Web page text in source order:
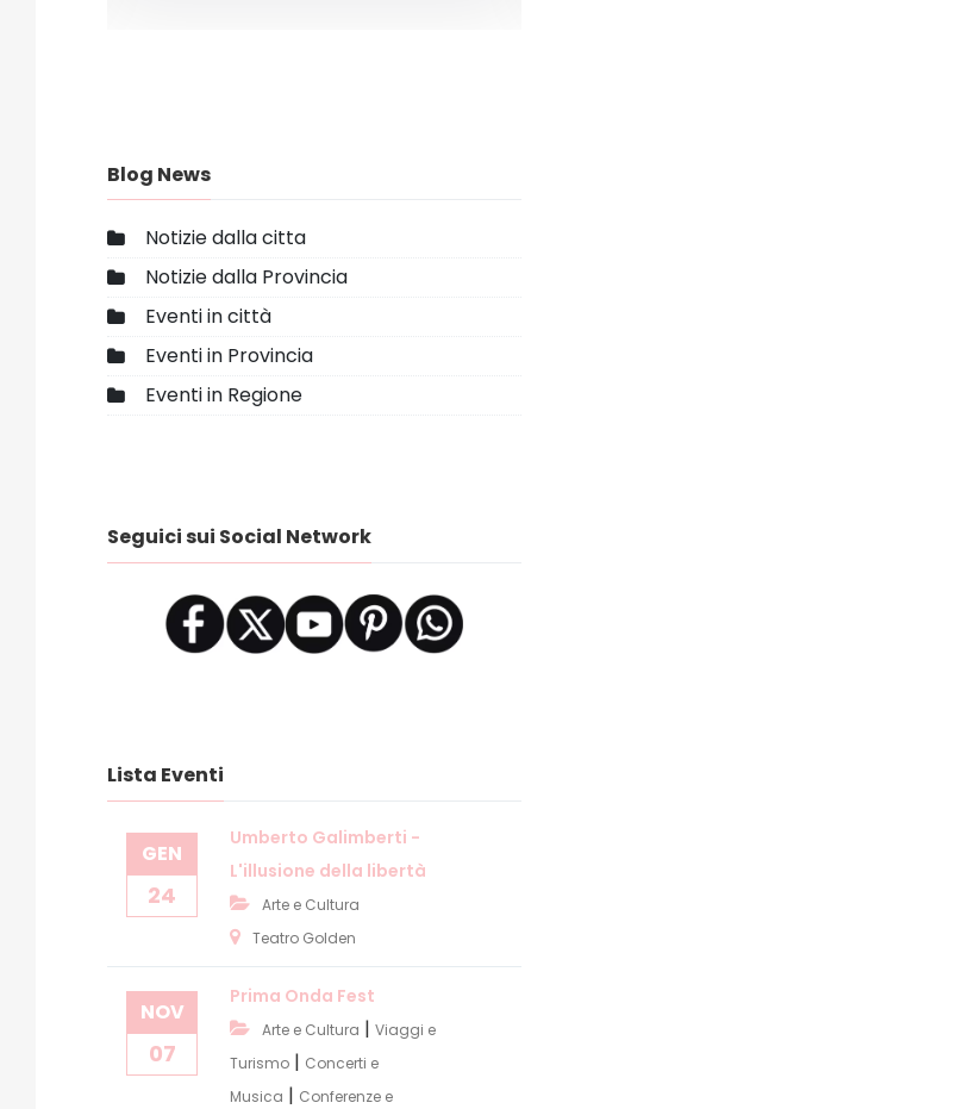
Blog News
Notizie dalla citta
Notizie dalla Provincia
Eventi in città
Eventi in Provincia
Eventi in Regione
Seguici sui Social Network
Lista Eventi
GEN
24
Umberto Galimberti -
L'illusione della libertà
Arte e Cultura
Teatro Golden
NOV
07
Prima Onda Fest
Arte e Cultura | Viaggi e
Turismo | Concerti e
Musica | Conferenze e